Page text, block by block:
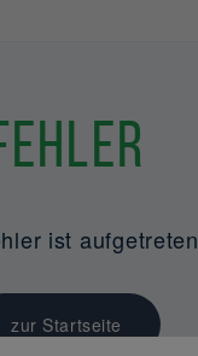
ist aufgetreten
zur Startseite